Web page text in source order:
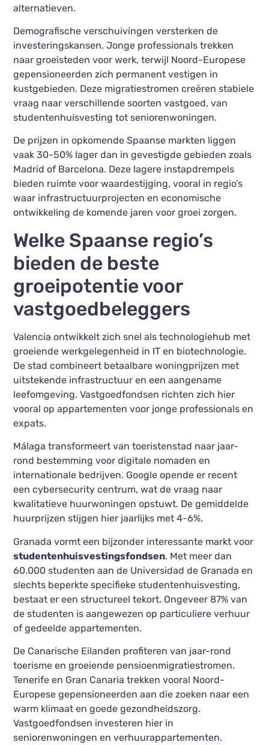
alternatieven.
Demografische verschuivingen versterken de
investeringskansen. Jonge professionals trekken
naar groeisteden voor werk, terwijl Noord-Europese
gepensioneerden zich permanent vestigen in
kustgebieden. Deze migratiestromen creëren stabiele
vraag naar verschillende soorten vastgoed, van
studentenhuisvesting tot seniorenwoningen.
De prijzen in opkomende Spaanse markten liggen
vaak 30-50% lager dan in gevestigde gebieden zoals
Madrid of Barcelona. Deze lagere instapdrempels
bieden ruimte voor waardestijging, vooral in regio’s
waar infrastructuurprojecten en economische
ontwikkeling de komende jaren voor groei zorgen.
Welke Spaanse regio’s
bieden de beste
groeipotentie voor
vastgoedbeleggers
Valencia ontwikkelt zich snel als technologiehub met
groeiende werkgelegenheid in IT en biotechnologie.
De stad combineert betaalbare woningprijzen met
uitstekende infrastructuur en een aangename
leefomgeving. Vastgoedfondsen richten zich hier
vooral op appartementen voor jonge professionals en
expats.
Málaga transformeert van toeristenstad naar jaar-
rond bestemming voor digitale nomaden en
internationale bedrijven. Google opende er recent
een cybersecurity centrum, wat de vraag naar
kwalitatieve huurwoningen opstuwt. De gemiddelde
huurprijzen stijgen hier jaarlijks met 4-6%.
Granada vormt een bijzonder interessante markt voor
studentenhuisvestingsfondsen. Met meer dan
60.000 studenten aan de Universidad de Granada en
slechts beperkte specifieke studentenhuisvesting,
bestaat er een structureel tekort. Ongeveer 87% van
de studenten is aangewezen op particuliere verhuur
of gedeelde appartementen.
De Canarische Eilanden profiteren van jaar-rond
toerisme en groeiende pensioenmigratiestromen.
Tenerife en Gran Canaria trekken vooral Noord-
Europese gepensioneerden aan die zoeken naar een
warm klimaat en goede gezondheidszorg.
Vastgoedfondsen investeren hier in
seniorenwoningen en verhuurappartementen.